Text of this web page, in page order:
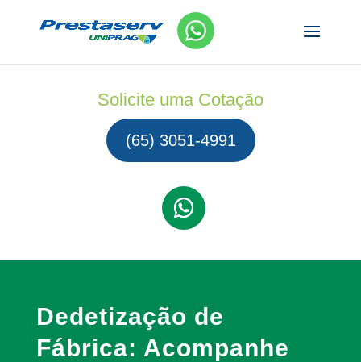
Solicite uma Cotação
(65) 3051-4991
Dedetização de
Fábrica: Acompanhe